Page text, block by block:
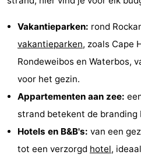
Vakantieparken: rond
vakantieparken, zoals Cape
Rondeweibos en Waterbos,
voor het gezin.
Appartementen aan zee:
strand betekent de branding
Hotels en B&B's: van een
tot een verzorgd hotel,